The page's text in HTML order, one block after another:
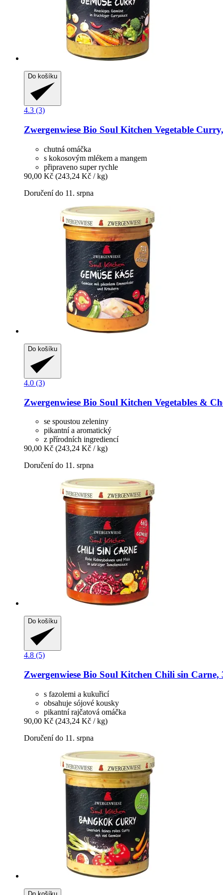
Do košíku
4.3 (3)
Zwergenwiese Bio Soul Kitchen Vegetable
chutná omáčka
s kokosovým mlékem a mangem
připraveno super rychle
90,00 Kč (243,24 Kč / kg)
Doručení do 11. srpna
Do košíku
4.0 (3)
Zwergenwiese Bio Soul Kitchen Vegetables &
se spoustou zeleniny
pikantní a aromatický
z přírodních ingrediencí
90,00 Kč (243,24 Kč / kg)
Doručení do 11. srpna
Do košíku
4.8 (5)
Zwergenwiese Bio Soul Kitchen Chili sin Carne,
s fazolemi a kukuřicí
obsahuje sójové kousky
pikantní rajčatová omáčka
90,00 Kč (243,24 Kč / kg)
Doručení do 11. srpna